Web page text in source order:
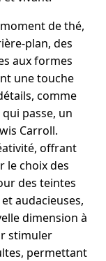
de thé,
plan, des
aux formes
une touche
comme
passe, un
Carroll.
offrant
le choix des
des teintes
audacieuses,
dimension à
stimuler
permettant